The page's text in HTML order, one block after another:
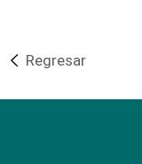
Regresar